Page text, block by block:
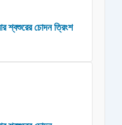
শ্বশুরের চোদন ত্রিংশ